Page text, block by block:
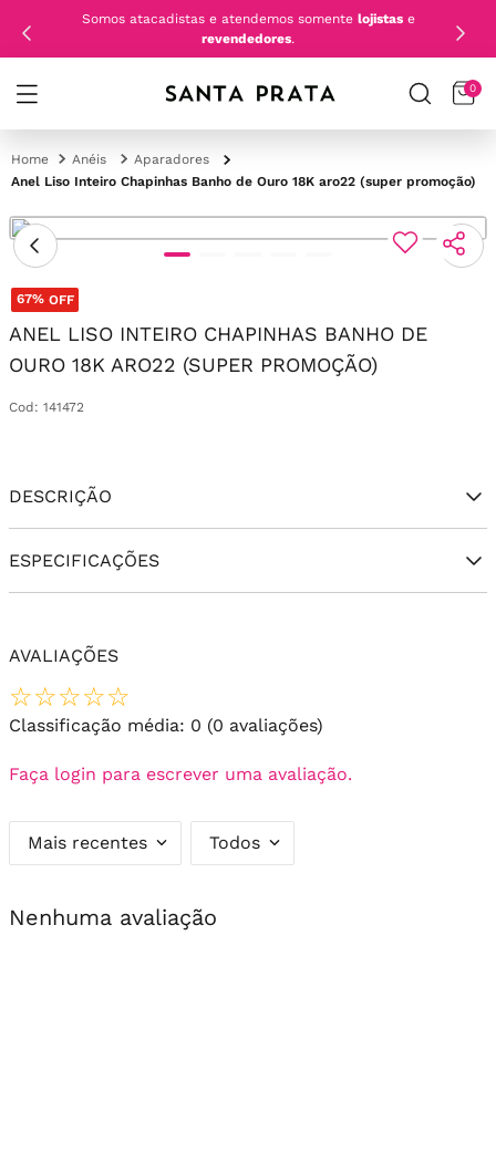
Somos atacadistas e atendemos somente lojistase
revendedores.
0
Anéis
Aparadores
Anel Liso Inteiro Chapinhas Banho de Ouro 18K aro22 (super promoção)
67% OFF
ANEL LISO INTEIRO CHAPINHAS BANHO DE
OURO 18K ARO22 (SUPER PROMOÇÃO)
Cod : 141472
DESCRIÇÃO
ESPECIFICAÇÕES
AVALIAÇÕES
☆☆☆☆☆
Classificação média: 0 (0 avaliações)
Faça login para escrever uma avaliação.
Mais recentes Todos
Nenhuma avaliação